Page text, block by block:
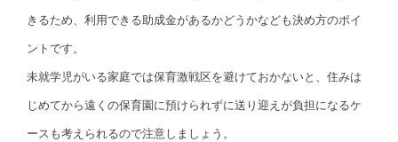
きるため、利用できる助成金があるかどうかなども決め方のポイ
ントです。
未就学児がいる家庭では保育激戦区を避けておかないと、住みは
じめてから遠くの保育園に預けられずに送り迎えが負担になるケ
ースも考えられるので注意しましょう。